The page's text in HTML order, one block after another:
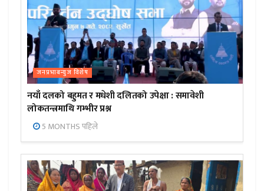
जनप्रभाबन्युज विशेष
नयाँ दलको बहुमत र मधेशी दलितको उपेक्षा : समावेशी
लोकतन्त्रमाथि गम्भीर प्रश्न
5 MONTHS पहिले